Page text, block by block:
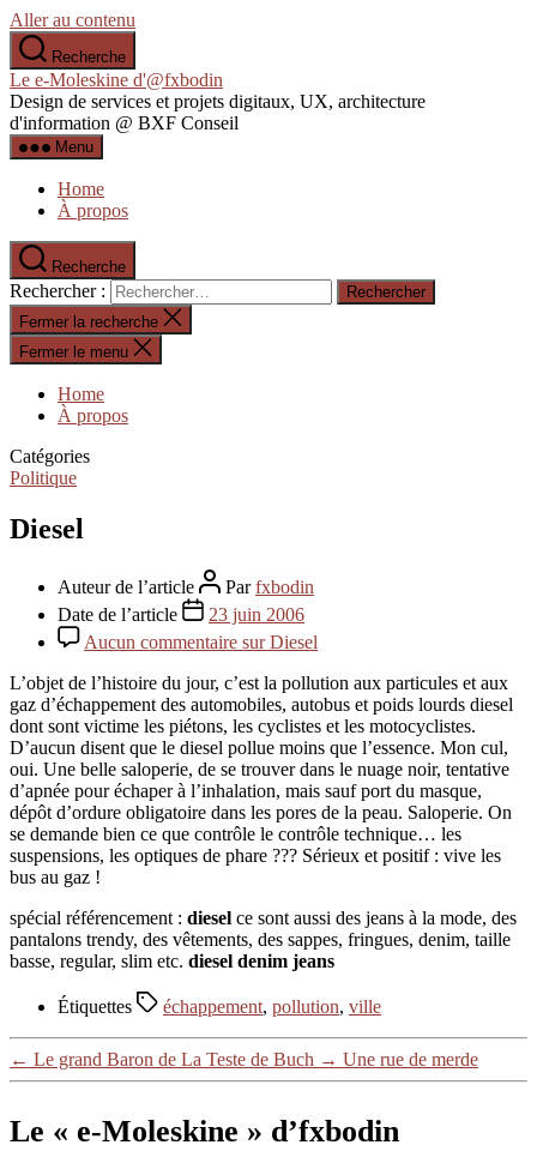
Aller au contenu
Recherche
Le e-Moleskine d'@fxbodin
Design de services et projets digitaux, UX, architecture
d'information @ BXF Conseil
Menu
Home
À propos
Recherche
Rechercher :
Fermer la recherche
Fermer le menu
Home
À propos
Catégories
Politique
Diesel
Auteur de l’article Parfxbodin
Date de l’article
23 juin 2006
Aucun commentaire sur Diesel
L’objet de l’histoire du jour, c’est la pollution aux particules et aux
gaz d’échappement des automobiles, autobus et poids lourds diesel
dont sont victime les piétons, les cyclistes et les motocyclistes.
D’aucun disent que le diesel pollue moins que l’essence. Mon cul,
oui. Une belle saloperie, de se trouver dans le nuage noir, tentative
d’apnée pour échaper à l’inhalation, mais sauf port du masque,
dépôt d’ordure obligatoire dans les pores de la peau. Saloperie. On
se demande bien ce que contrôle le contrôle technique… les
suspensions, les optiques de phare ??? Sérieux et positif : vive les
bus au gaz !
spécial référencement : diesel ce sont aussi des jeans à la mode, des
pantalons trendy, des vêtements, des sappes, fringues, denim, taille
basse, regular, slim etc. diesel denim jeans
Étiquettes échappement, pollution, ville
← Le grand Baron de La Teste de Buch → Une rue de merde
Le « e-Moleskine » d’fxbodin